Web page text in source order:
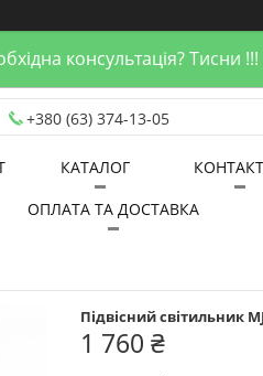
консультація? Тисни !!!
+380 (63) 374-13-05
КАТАЛОГ
ОПЛАТА ТА ДОСТАВКА
Підвісний світильник
1 760 ₴